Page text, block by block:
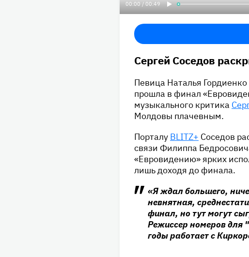
00:00 / 00:49
Сергей Соседов
Певица Наталья
прошла в финал
музыкального критика
Молдовы плачевным.
Порталу BLITZ+ Соседов
связи Филиппа
«Евровидению» ярких
лишь доходя до финала.
«Я ждал большего,
невнятная,
финал, но тут могут
Режиссер номеров для
годы работает с